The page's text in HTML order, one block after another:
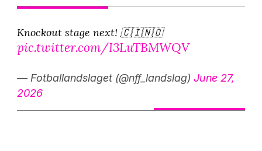
Knockout stage next! 🇨🇮🇳🇴
pic.twitter.com/I3LuTBMWQV
— Fotballandslaget (@nff_landslag) June 27,
2026